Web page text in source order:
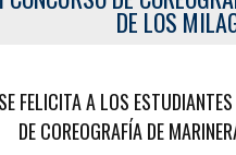
DE LOS
SE FELICITA A LOS
DE COREOGRAFÍA DE
Guilen Velasquez